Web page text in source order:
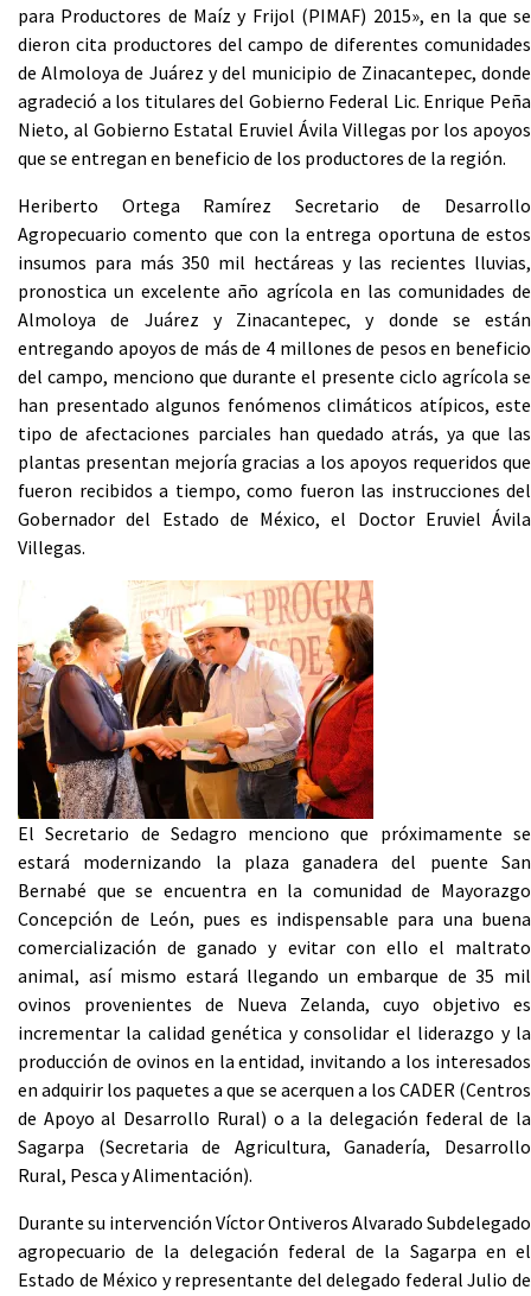
para Productores de Maíz y Frijol (PIMAF) 2015», en la que se
dieron cita productores del campo de diferentes comunidades
de Almoloya de Juárez y del municipio de Zinacantepec, donde
agradeció a los titulares del Gobierno Federal Lic. Enrique Peña
Nieto, al Gobierno Estatal Eruviel Ávila Villegas por los apoyos
que se entregan en beneficio de los productores de la región.
Heriberto Ortega Ramírez Secretario de Desarrollo
Agropecuario comento que con la entrega oportuna de estos
insumos para más 350 mil hectáreas y las recientes lluvias,
pronostica un excelente año agrícola en las comunidades de
Almoloya de Juárez y Zinacantepec, y donde se están
entregando apoyos de más de 4 millones de pesos en beneficio
del campo, menciono que durante el presente ciclo agrícola se
han presentado algunos fenómenos climáticos atípicos, este
tipo de afectaciones parciales han quedado atrás, ya que las
plantas presentan mejoría gracias a los apoyos requeridos que
fueron recibidos a tiempo, como fueron las instrucciones del
Gobernador del Estado de México, el Doctor Eruviel Ávila
Villegas.
El Secretario de Sedagro menciono que próximamente se
estará modernizando la plaza ganadera del puente San
Bernabé que se encuentra en la comunidad de Mayorazgo
Concepción de León, pues es indispensable para una buena
comercialización de ganado y evitar con ello el maltrato
animal, así mismo estará llegando un embarque de 35 mil
ovinos provenientes de Nueva Zelanda, cuyo objetivo es
incrementar la calidad genética y consolidar el liderazgo y la
producción de ovinos en la entidad, invitando a los interesados
en adquirir los paquetes a que se acerquen a los CADER (Centros
de Apoyo al Desarrollo Rural) o a la delegación federal de la
Sagarpa (Secretaria de Agricultura, Ganadería, Desarrollo
Rural, Pesca y Alimentación).
Durante su intervención Víctor Ontiveros Alvarado Subdelegado
agropecuario de la delegación federal de la Sagarpa en el
Estado de México y representante del delegado federal Julio de